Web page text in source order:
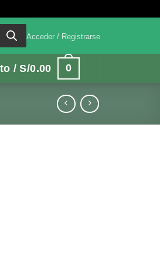
Acceder / Registrarse
/S/0.00 0